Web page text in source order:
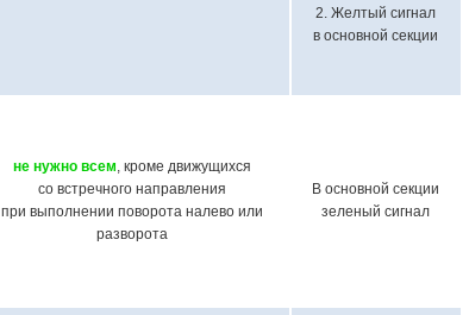
2. Желтый сигнал
в основной секции
не нужно всем, кроме движущихся
со встречного направления
при выполнении поворота налево или
разворота
В основной секции
зеленый сигнал